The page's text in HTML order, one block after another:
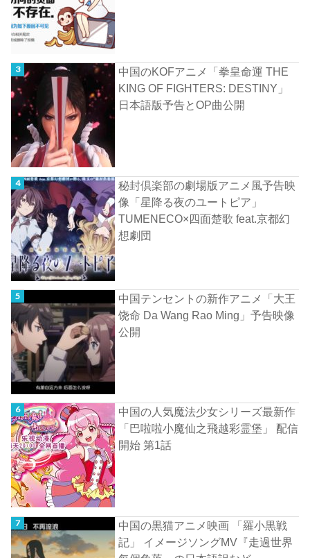
中国のKOFアニメ「拳皇命運 THE
KING OF FIGHTERS: DESTINY」
日本語版予告とOP曲公開
秘封倶楽部の劇場版アニメ風予告映
像「星降る夜のユートピア」
TUMENECO×四面楚歌 feat.京都幻
想劇団
中国テンセントの新作アニメ「大王
饶命 Da Wang Rao Ming」予告映像
公開
中国の人気魔法少女シリーズ最新作
「巴啦啦小魔仙之飛越彩霊堡」 配信
開始 第1話
中国の黒猫アニメ映画 「羅小黒戦
記」 イメージソングMV『走過世界